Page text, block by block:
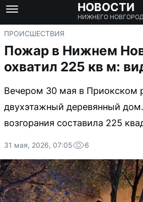
НОВОСТИ
НИЖНЕГО
ПРОИСШЕСТВИЯ
Пожар в Нижнем
охватил 225 кв м:
Вечером 30 мая в Приокском
двухэтажный деревянный
возгорания составила 225
31 мая, 2026, 07:05 6